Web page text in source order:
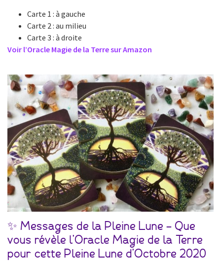
Carte 1 : à gauche
Carte 2 : au milieu
Carte 3 : à droite
Voir l’Oracle Magie de la Terre sur Amazon
✨ Messages de la Pleine Lune – Que
vous révèle l’Oracle Magie de la Terre
pour cette Pleine Lune d’Octobre 2020